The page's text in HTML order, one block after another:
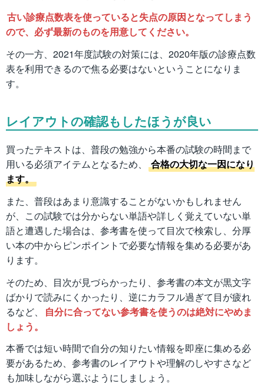
古い診療点数表を使っていると失点の原因となってしまう
ので、必ず最新のものを用意してください。
その一方、2021年度試験の対策には、2020年版の診療点数
表を利用できるので焦る必要はないということになりま
す。
レイアウトの確認もしたほうが良い
買ったテキストは、普段の勉強から本番の試験の時間まで
用いる必須アイテムとなるため、
合格の大切な一因になり
ます。
また、普段はあまり意識することがないかもしれません
が、この試験では分からない単語や詳しく覚えていない単
語と遭遇した場合は、参考書を使って目次で検索し、分厚
い本の中からピンポイントで必要な情報を集める必要があ
ります。
そのため、目次が見づらかったり、参考書の本文が黒文字
ばかりで読みにくかったり、逆にカラフル過ぎて目が疲れ
るなど、
自分に合ってない参考書を使うのは絶対にやめま
しょう。
本番では短い時間で自分の知りたい情報を即座に集める必
要があるため、参考書のレイアウトや理解のしやすさなど
も加味しながら選ぶようにしましょう。